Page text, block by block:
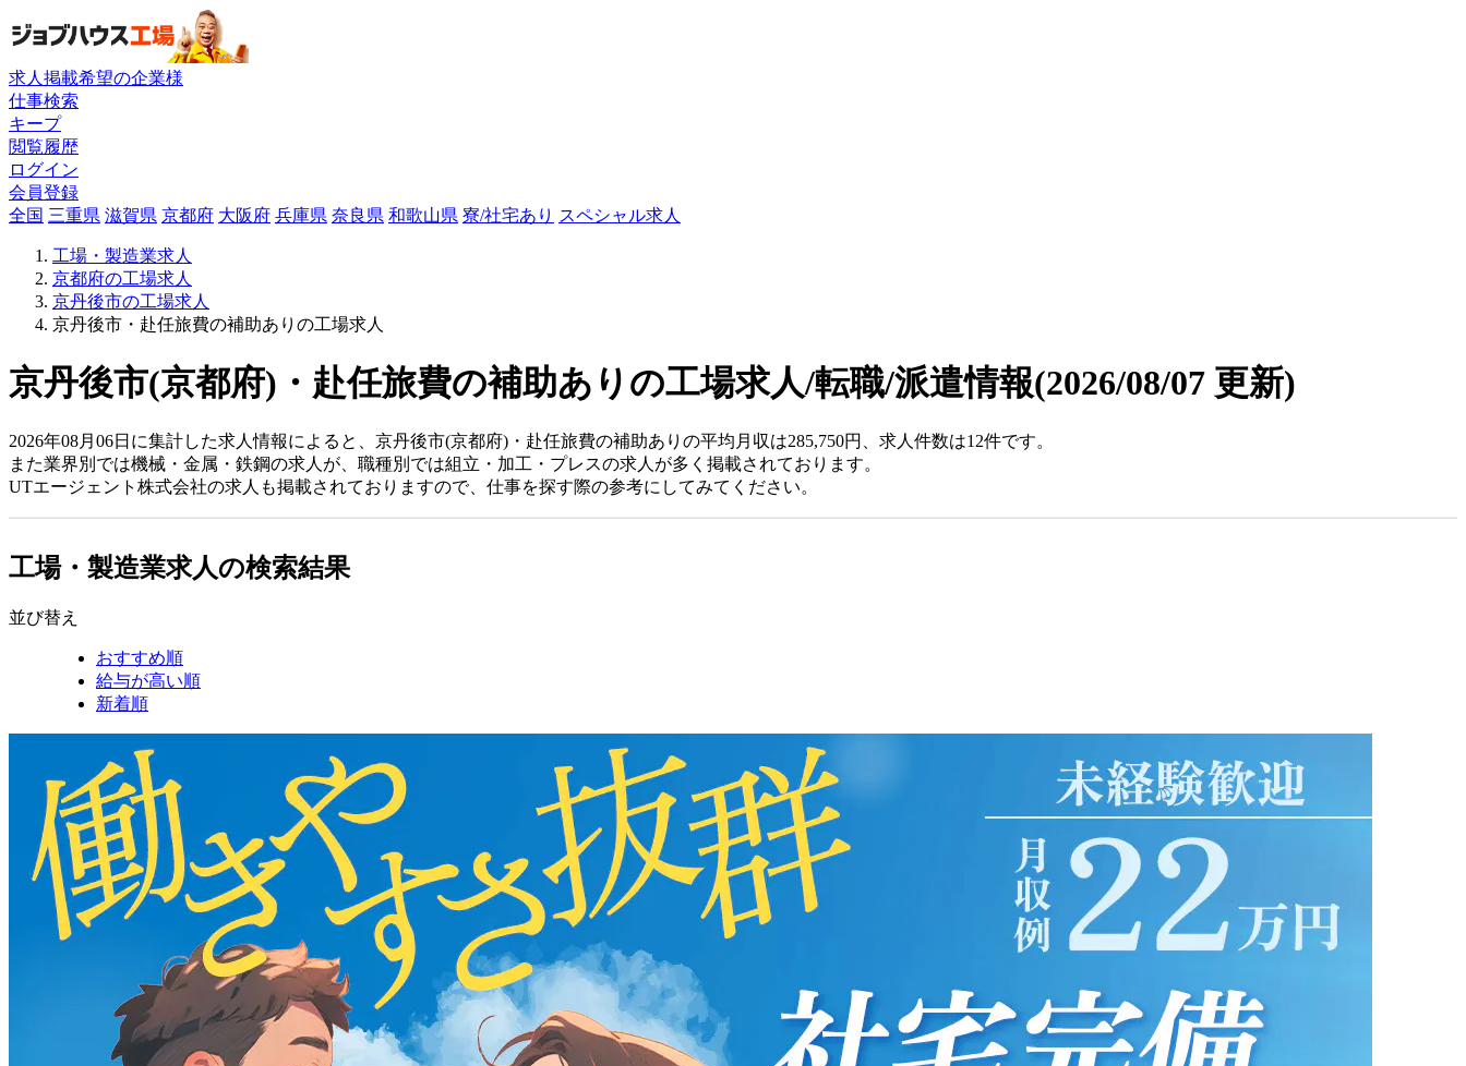
求人掲載希望の企業様
仕事検索
キープ
閲覧履歴
ログイン
会員登録
全国 三重県 滋賀県 京都府 大阪府 兵庫県 奈良県 和歌山県 寮/社宅あり スペシャル求人
工場・製造業求人
京都府の工場求人
京丹後市の工場求人
京丹後市・赴任旅費の補助ありの工場求人
京丹後市(京都府)・赴任旅費の補助ありの工場求人/転職/派遣情報(2026/08/07 更新)
2026年08月06日に集計した求人情報によると、京丹後市(京都府)・赴任旅費の補助ありの平均月収は285,750円、求人件数は12件です。
また業界別では機械・金属・鉄鋼の求人が、職種別では組立・加工・プレスの求人が多く掲載されております。
UTエージェント株式会社の求人も掲載されておりますので、仕事を探す際の参考にしてみてください。
工場・製造業求人の検索結果
並び替え
おすすめ順
給与が高い順
新着順